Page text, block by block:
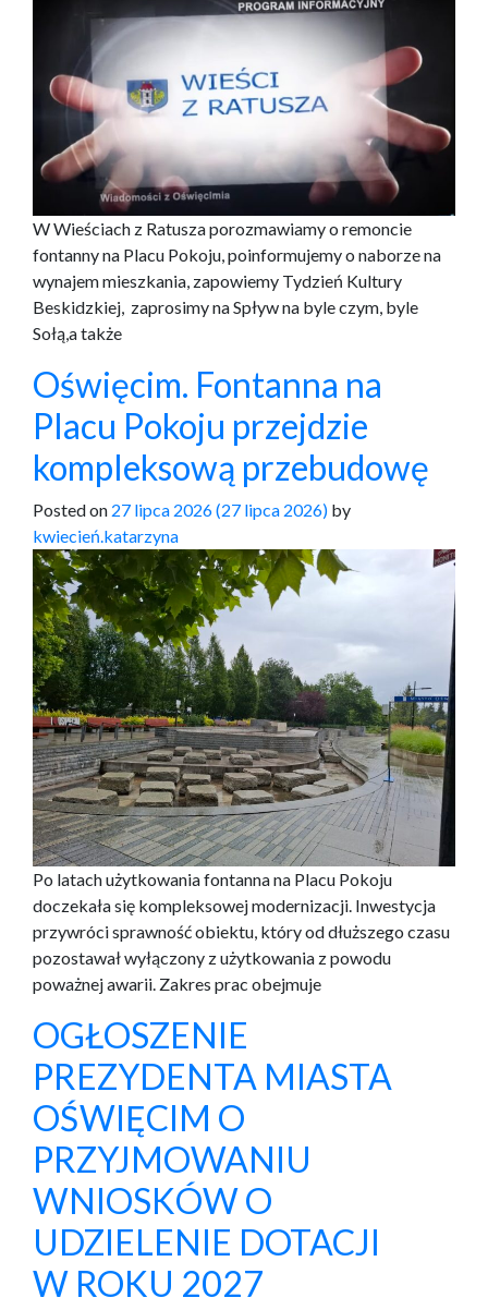
W Wieściach z Ratusza porozmawiamy o remoncie
fontanny na Placu Pokoju, poinformujemy o naborze na
wynajem mieszkania, zapowiemy Tydzień Kultury
Beskidzkiej, zaprosimy na Spływ na byle czym, byle
Sołą,a także
Oświęcim. Fontanna na
Placu Pokoju przejdzie
kompleksową przebudowę
Posted on 27 lipca 2026(27 lipca 2026) by
kwiecień.katarzyna
Po latach użytkowania fontanna na Placu Pokoju
doczekała się kompleksowej modernizacji. Inwestycja
przywróci sprawność obiektu, który od dłuższego czasu
pozostawał wyłączony z użytkowania z powodu
poważnej awarii. Zakres prac obejmuje
OGŁOSZENIE
PREZYDENTA MIASTA
OŚWIĘCIM O
PRZYJMOWANIU
WNIOSKÓW O
UDZIELENIE DOTACJI
W ROKU 2027